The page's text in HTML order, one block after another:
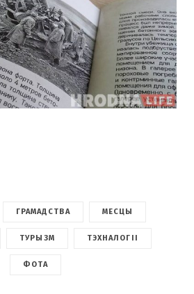
ГРАМАДСТВА МЕСЦЫ
ТУРЫЗМ ТЭХНАЛОГІІ
ФОТА